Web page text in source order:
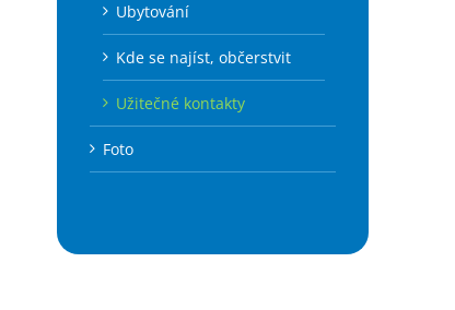
Ubytování
Kde se najíst, občerstvit
Užitečné kontakty
Foto